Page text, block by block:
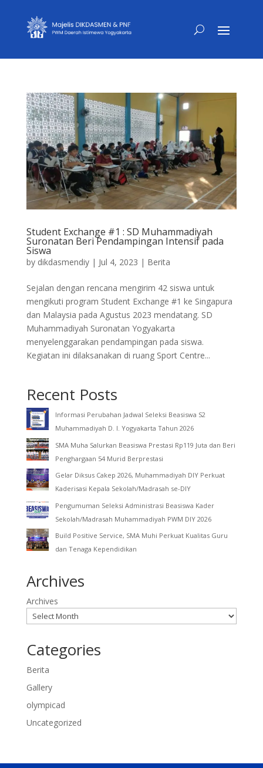
Student Exchange #1 : SD Muhammadiyah
Suronatan Beri Pendampingan Intensif pada
Siswa
by dikdasmendiy| Jul 4, 2023 | Berita
Sejalan dengan rencana mengirim 42 siswa untuk
mengikuti program Student Exchange #1 ke Singapura
dan Malaysia pada Agustus 2023 mendatang. SD
Muhammadiyah Suronatan Yogyakarta
menyelenggarakan pendampingan pada siswa.
Kegiatan ini dilaksanakan di ruang Sport Centre...
Recent Posts
Informasi Perubahan Jadwal Seleksi Beasiswa S2
Muhammadiyah D. I. Yogyakarta Tahun 2026
SMA Muha Salurkan Beasiswa Prestasi Rp119 Juta dan Beri
Penghargaan 54 Murid Berprestasi
Gelar Diksus Cakep 2026, Muhammadiyah DIY Perkuat
Kaderisasi Kepala Sekolah/Madrasah se-DIY
Pengumuman Seleksi Administrasi Beasiswa Kader
Sekolah/Madrasah Muhammadiyah PWM DIY 2026
Build Positive Service, SMA Muhi Perkuat Kualitas Guru
dan Tenaga Kependidikan
Archives
Archives
Categories
Berita
Gallery
olympicad
Uncategorized